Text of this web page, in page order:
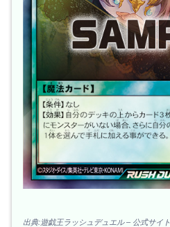
出典:遊戯王ラッシュデュエル – 公式サイト